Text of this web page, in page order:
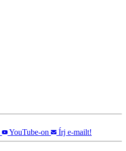
YouTube-on Írj e-mailt!